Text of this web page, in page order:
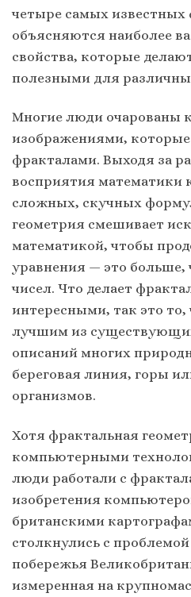
четыре самых известных
объясняются наиболее
свойства, которые
полезными для
Многие люди очарованы
изображениями,
фракталами. Выходя за
восприятия математики
сложных, скучных
геометрия смешивает
математикой, чтобы
уравнения — это больше,
чисел. Что делает
интересными, так это
лучшим из
описаний многих
береговая линия, горы
организмов.
Хотя фрактальная
компьютерными
люди работали с
изобретения
британскими
столкнулись с
побережья
измеренная на